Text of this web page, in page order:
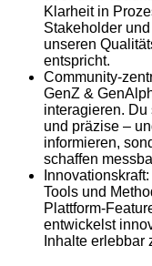
Klarheit in
Stakeholder
unseren
entspricht.
Community-
GenZ &
interagieren.
und präzise –
informieren,
schaffen
Tools und
Plattform-
entwickelst
Inhalte erlebbar